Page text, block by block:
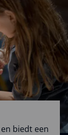
biedt een